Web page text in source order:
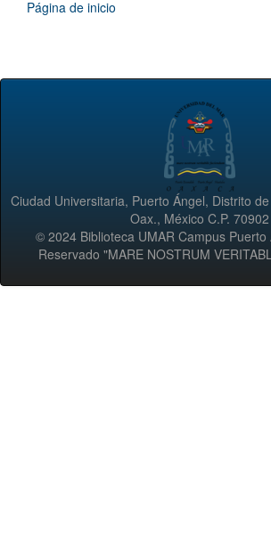
Página de inicio
Ciudad Universitaria, Puerto Ángel, Distrito
Oax., México C.P. 70902
© 2024 Biblioteca UMAR Campus
Reservado "MARE NOSTRUM